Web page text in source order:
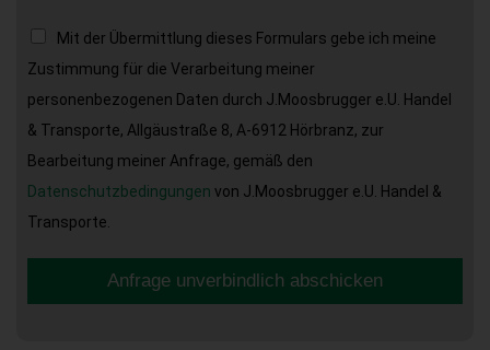
Mit der Übermittlung dieses Formulars gebe ich meine
Zustimmung für die Verarbeitung meiner
personenbezogenen Daten durch J.Moosbrugger e.U. Handel
& Transporte, Allgäustraße 8, A-6912 Hörbranz, zur
Bearbeitung meiner Anfrage, gemäß den
Datenschutzbedingungen von J.Moosbrugger e.U. Handel &
Transporte.
Anfrage unverbindlich abschicken